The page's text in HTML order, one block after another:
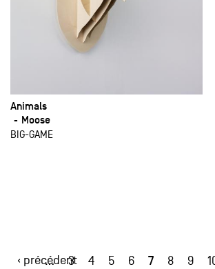
Animals
Moose
BIG-GAME
‹ précédent
… 3 4 5 6 7 8 9